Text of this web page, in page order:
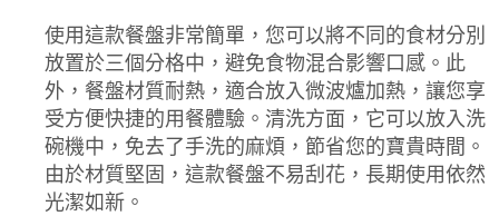
使用這款餐盤非常簡單，您可以將不同的食材分別
放置於三個分格中，避免食物混合影響口感。此
外，餐盤材質耐熱，適合放入微波爐加熱，讓您享
受方便快捷的用餐體驗。清洗方面，它可以放入洗
碗機中，免去了手洗的麻煩，節省您的寶貴時間。
由於材質堅固，這款餐盤不易刮花，長期使用依然
光潔如新。